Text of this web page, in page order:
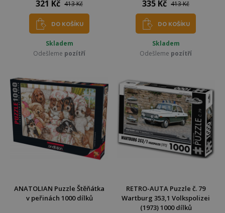
321 Kč 413 Kč
DO KOŠÍKU
Skladem
Odešleme pozítří
335 Kč 413 Kč
DO KOŠÍKU
Skladem
Odešleme pozítří
ANATOLIAN Puzzle Štěňátka
v peřinách 1000 dílků
RETRO-AUTA Puzzle č. 79
Wartburg 353,1 Volkspolizei
(1973) 1000 dílků